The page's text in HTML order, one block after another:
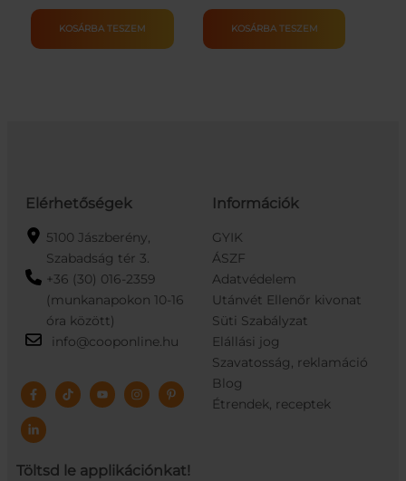
DAY
ALMALÉ100%ELOP.
KOSÁRBA TESZEM
GYÓGYVÍZ
ÜVEGES
KOSÁRBA TESZEM
Elérhetőségek
5100 Jászberény,
Szabadság tér 3.
+36 (30) 016-2359
(munkanapokon 10-16
óra között)
info@cooponline.hu
Töltsd le applikációnkat!
Információk
GYIK
ÁSZF
Adatvédelem
Utánvét Ellenőr kivonat
Süti Szabályzat
Elállási jog
Szavatosság, reklamáció
Blog
Étrendek, receptek